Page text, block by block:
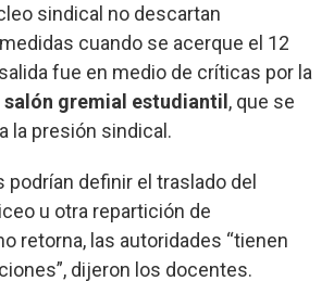
sindical no descartan
cuando se acerque el 12
fue en medio de críticas por la
salón gremial estudiantil , que se
la presión sindical.
podrían definir el traslado del
u otra repartición de
retorna, las autoridades “tienen
dijeron los docentes.